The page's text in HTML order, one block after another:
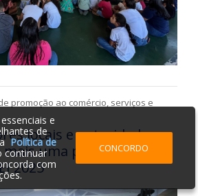
promoção ao comércio, serviços e
locais e autoridades
uma palestra na
2025
e
de
Política de
com
CONCORDO